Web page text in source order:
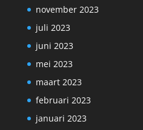
november 2023
juli 2023
juni 2023
mei 2023
maart 2023
februari 2023
januari 2023